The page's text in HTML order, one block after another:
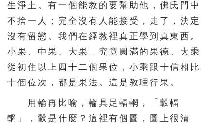
生淨土。有一個能教的要幫助他，佛氏門中
不捨一人；完全沒有人能接受，走了，決定
沒有留戀。我們在經教裡真正學到真東西。
小果、中果、大果，究竟圓滿的果德。大乘
從初住以上四十二個果位，小乘跟十信相比
十個位次，都是果法。這是教理行果。
用輪再比喻，輪具足輻輞，「轂輻
輞」，轂是什麼？這裡有個圖，圖上很清